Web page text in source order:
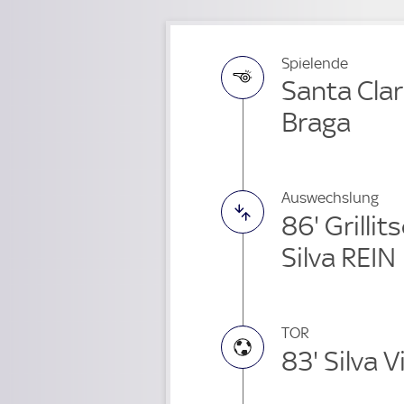
Spielende
Santa
Braga
Auswechslung
86'
Silva REIN
TOR
83' Silva